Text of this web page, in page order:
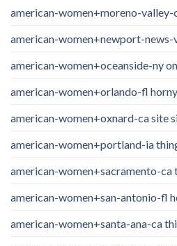
american-women+moreno-valley-
american-women+newport-news-
american-women+oceanside-ny
american-women+orlando-fl horny
american-women+oxnard-ca site
american-women+portland-ia
american-women+sacramento-ca
american-women+san-antonio-fl
american-women+santa-ana-ca